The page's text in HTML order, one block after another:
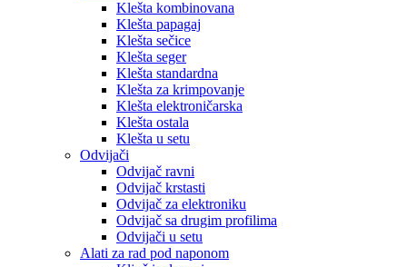
Klešta kombinovana
Klešta papagaj
Klešta sečice
Klešta seger
Klešta standardna
Klešta za krimpovanje
Klešta elektroničarska
Klešta ostala
Klešta u setu
Odvijači
Odvijač ravni
Odvijač krstasti
Odvijač za elektroniku
Odvijač sa drugim profilima
Odvijači u setu
Alati za rad pod naponom